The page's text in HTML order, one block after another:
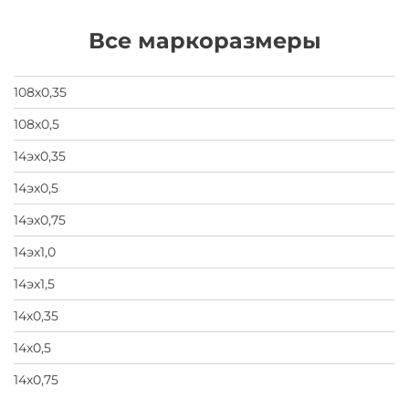
заявка
на
Все маркоразмеры
108х0,35
108х0,5
14эх0,35
14эх0,5
14эх0,75
14эх1,0
14эх1,5
14х0,35
14х0,5
14х0,75